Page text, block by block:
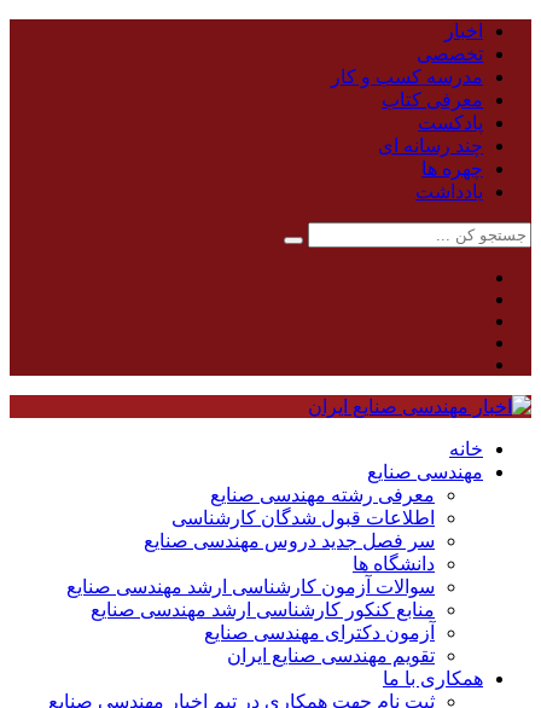
اخبار
تخصصی
مدرسه کسب و کار
معرفی کتاب
پادکست
چند رسانه ای
چهره ها
یادداشت
خانه
مهندسی صنایع
معرفی رشته مهندسی صنایع
اطلاعات قبول شدگان کارشناسی
سر فصل جدید دروس مهندسی صنایع
دانشگاه ها
سوالات آزمون کارشناسی ارشد مهندسی صنایع
منابع کنکور کارشناسی ارشد مهندسی صنایع
آزمون دکترای مهندسی صنایع
تقویم مهندسی صنایع ایران
همکاری با ما
ثبت نام جهت همکاری در تیم اخبار مهندسی صنایع